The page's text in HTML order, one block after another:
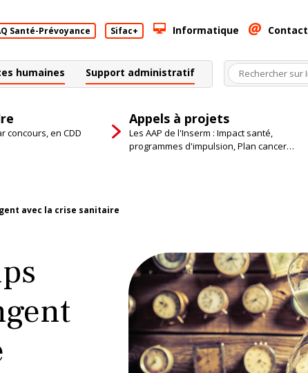
humaines Support administratif
concours, en CDD
Appels à projets
Les AAP de l'Inserm : Impact santé,
programmes d'impulsion, Plan cancer…
Santé-Prévoyance Sifac+ Informatique Contact
avec la crise sanitaire